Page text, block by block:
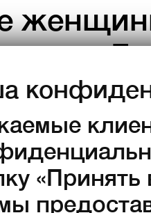
«Принять
как
на
в
она